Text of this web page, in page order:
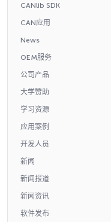
CANlib SDK
CAN应用
News
OEM服务
公司产品
大学赞助
学习资源
应用案例
开发人员
新闻
新闻报道
新闻资讯
软件发布